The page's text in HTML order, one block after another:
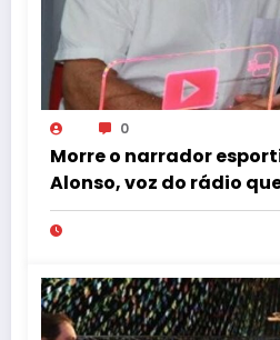
0
Morre o narrador
Alonso, voz do rádio
Gustavo Villani